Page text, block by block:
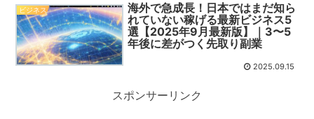
ビジネス
海外で急成長！日本ではまだ知ら
れていない稼げる最新ビジネス5
選【2025年9月最新版】｜3〜5
年後に差がつく先取り副業
2025.09.15
スポンサーリンク